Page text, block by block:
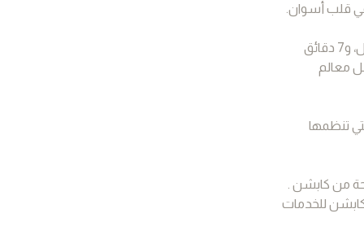
في قلب أسوان.
يتمتع الفندق بموقع مثالي في قلب أسوان، مباشرة على الكورنيش، بترتيبات متميزة من كابشن . يبعد الفندق خطوات قليلة عن حديقة فيريال، و7 دقائق
معالم
التي تنظمها
من كابشن .
للخدمات